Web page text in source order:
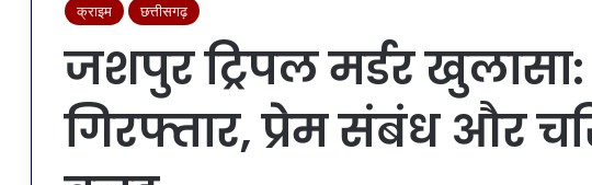
क्राइम छत्तीसगढ़
जशपुर ट्रिपल मर्डर
गिरफ्तार, प्रेम संबंध और